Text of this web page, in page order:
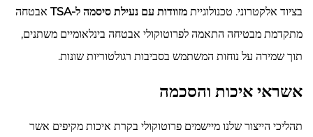
בציוד אלקטרוני. טכנולוגיית מזוודות עם נעילת סיסמה ל-TSA
אבטחה
מתקדמת מבטיחה התאמה לפרוטוקולי אבטחה בינלאומיים משתנים,
תוך שמירה על נוחות המשתמש בסביבות רגולטוריות שונות.
אשראי איכות והסכמה
תהליכי הייצור שלנו מיישמים פרוטוקולי בקרת איכות מקיפים אשר